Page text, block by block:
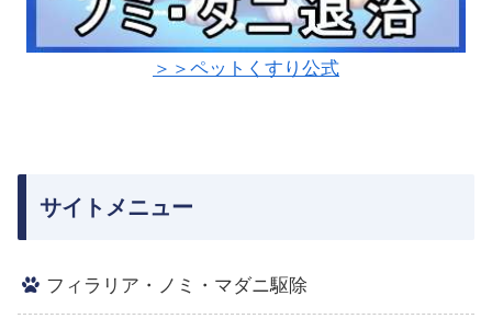
＞＞ペットくすり公式
サイトメニュー
フィラリア・ノミ・マダニ駆除